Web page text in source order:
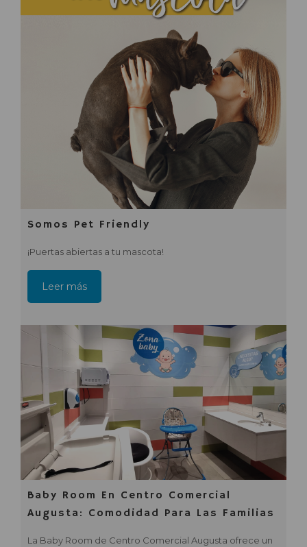
Somos Pet Friendly
¡Puertas abiertas a tu mascota!
Leer más
Baby Room En Centro Comercial
Augusta: Comodidad Para Las Familias
La Baby Room de Centro Comercial Augusta ofrece un